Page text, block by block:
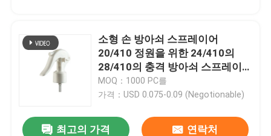
소형 손 방아쇠 스프레이어
20/410 정원을 위한 24/410의
28/410의 충격 방아쇠 스프레이
어
MOQ：1000 PC를
가격：USD 0.075-0.09 (Negotionable)
최고의 가격 연락처